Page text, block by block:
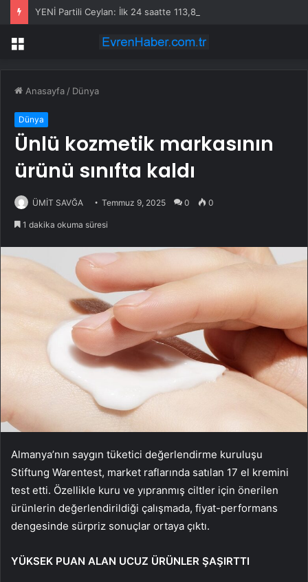
Menü
Anasayfa / Dünya
Dünya
Ünlü kozmetik markasının
ürünü sınıfta kaldı
ÜMİT SAVĞA Temmuz 9, 2025 0 0
1 dakika okuma süresi
Almanya’nın saygın tüketici değerlendirme kuruluşu
Stiftung Warentest, market raflarında satılan 17 el kremini
test etti. Özellikle kuru ve yıpranmış ciltler için önerilen
ürünlerin değerlendirildiği çalışmada, fiyat-performans
dengesinde sürpriz sonuçlar ortaya çıktı.
YÜKSEK PUAN ALAN UCUZ ÜRÜNLER ŞAŞIRTTI